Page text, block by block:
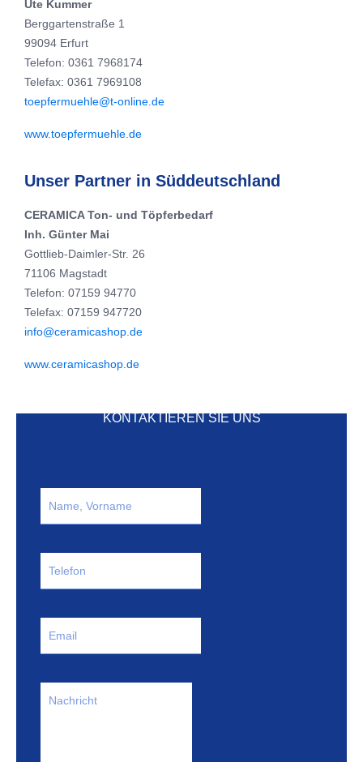
Ute Kummer
Berggartenstraße 1
99094 Erfurt
Telefon: 0361 7968174
Telefax: 0361 7969108
toepfermuehle@t-online.de
www.toepfermuehle.de
Unser Partner in Süddeutschland
CERAMICA Ton- und Töpferbedarf
Inh. Günter Mai
Gottlieb-Daimler-Str. 26
71106 Magstadt
Telefon: 07159 94770
Telefax: 07159 947720
info@ceramicashop.de
www.ceramicashop.de
KONTAKTIEREN SIE UNS